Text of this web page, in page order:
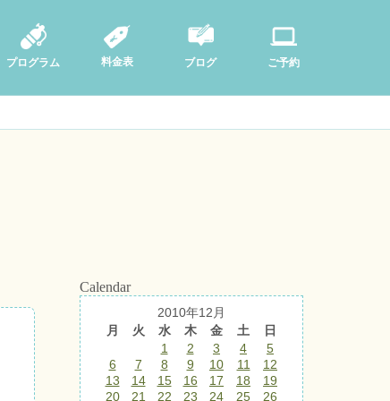
プログラム 料金表 ブログ ご予約
Calendar
2010年12月
月
火 水 木 金 土
日
1
2 3 4
5
6
7 8 9 10 11
12
13
14 15 16 17 18
19
20
21 22 23 24 25 26